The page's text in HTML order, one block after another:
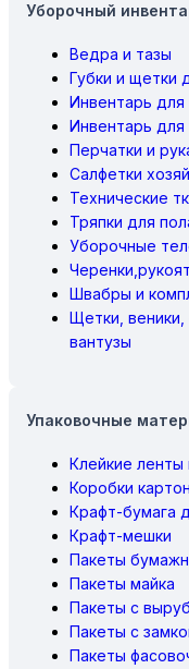
Уборочный
Ведра и тазы
Губки и щетки
Инвентарь
Инвентарь для
Перчатки и
Салфетки
Технические
Тряпки для
Уборочные
Швабры и
Щетки, веники,
вантузы
Упаковочные
Клейкие
Коробки
Крафт-бумага
Крафт-мешки
Пакеты
Пакеты майка
Пакеты с
Пакеты с
Пакеты